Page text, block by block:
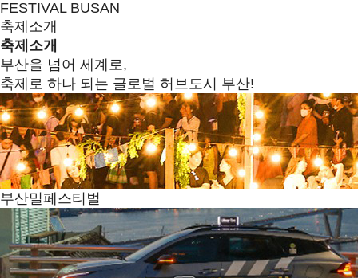
FESTIVAL BUSAN
축제소개
축제소개
부산을 넘어 세계로,
축제로 하나 되는 글로벌 허브도시 부산!
부산밀페스티벌